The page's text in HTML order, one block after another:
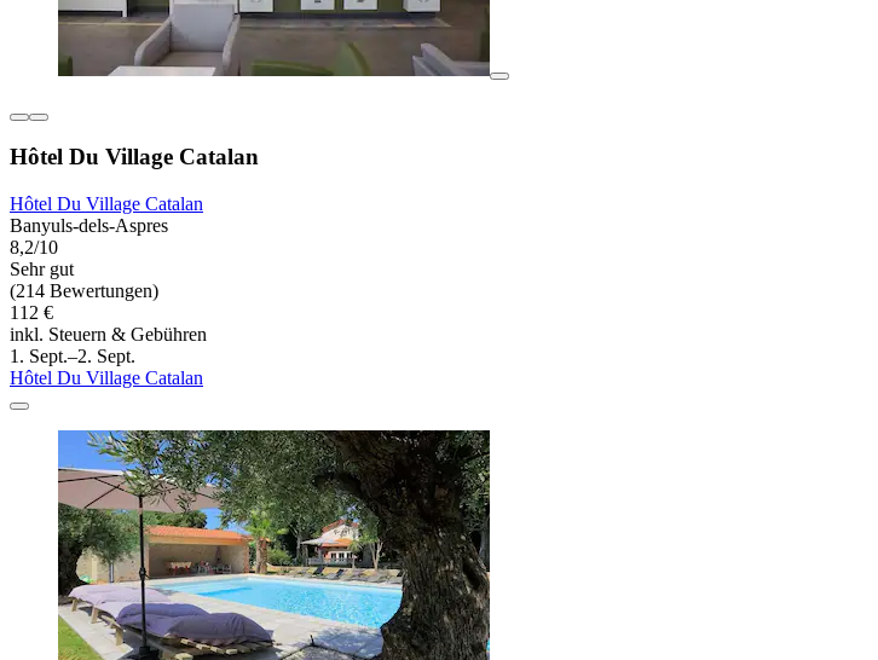
Hôtel Du Village Catalan
Hôtel Du Village Catalan
Banyuls-dels-Aspres
8,2/10
Sehr gut
(214 Bewertungen)
112 €
inkl. Steuern & Gebühren
1. Sept.–2. Sept.
Hôtel Du Village Catalan